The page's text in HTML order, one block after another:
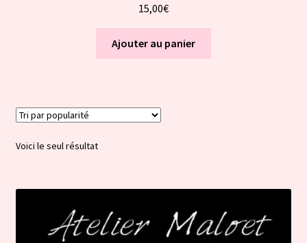
15,00€
Ajouter au panier
Voici le seul résultat